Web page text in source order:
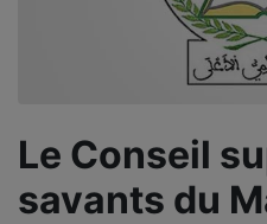
Le Conseil
savants du